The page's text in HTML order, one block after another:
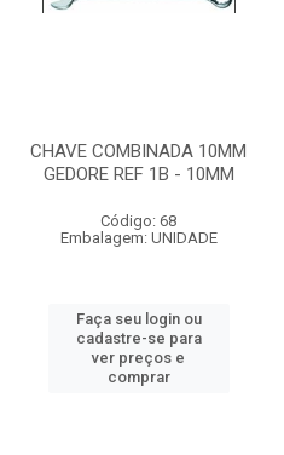
CHAVE COMBINADA 10MM
GEDORE REF 1B - 10MM
Código: 68
Embalagem: UNIDADE
Faça seu login ou
cadastre-se para
ver preços e
comprar